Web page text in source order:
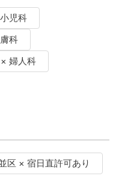
児科
科
婦人科
区 × 宿日直許可あり